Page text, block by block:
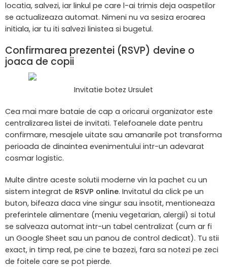
locatia, salvezi, iar linkul pe care l-ai trimis deja oaspetilor
se actualizeaza automat. Nimeni nu va sesiza eroarea
initiala, iar tu iti salvezi linistea si bugetul.
Confirmarea prezentei (RSVP) devine o
joaca de copii
Invitatie botez Ursulet
Cea mai mare bataie de cap a oricarui organizator este
centralizarea listei de invitati. Telefoanele date pentru
confirmare, mesajele uitate sau amanarile pot transforma
perioada de dinaintea evenimentului intr-un adevarat
cosmar logistic.
Multe dintre aceste solutii moderne vin la pachet cu un
sistem integrat de RSVP online. Invitatul da click pe un
buton, bifeaza daca vine singur sau insotit, mentioneaza
preferintele alimentare (meniu vegetarian, alergii) si totul
se salveaza automat intr-un tabel centralizat (cum ar fi
un Google Sheet sau un panou de control dedicat). Tu stii
exact, in timp real, pe cine te bazezi, fara sa notezi pe zeci
de foitele care se pot pierde.